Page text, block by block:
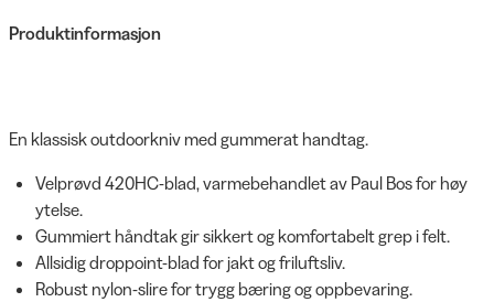
Produktinformasjon
En klassisk outdoorkniv med gummerat handtag.
Velprøvd 420HC-blad, varmebehandlet av Paul Bos for høy
ytelse.
Gummiert håndtak gir sikkert og komfortabelt grep i felt.
Allsidig droppoint-blad for jakt og friluftsliv.
Robust nylon-slire for trygg bæring og oppbevaring.